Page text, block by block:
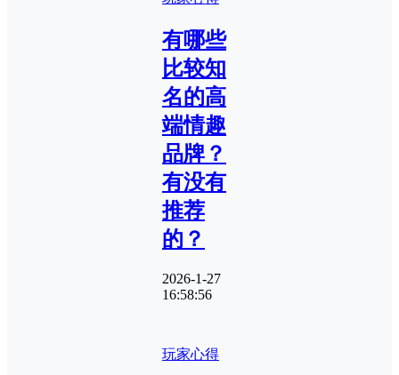
有哪些
比较知
名的高
端情趣
品牌？
有没有
推荐
的？
2026-1-27
16:58:56
玩家心得